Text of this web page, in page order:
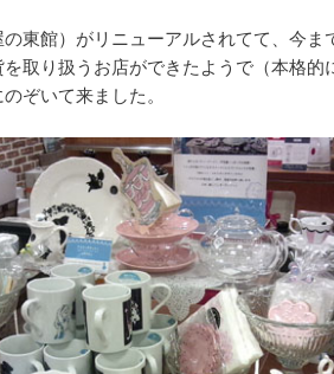
東館）がリニューアルされてて、今ま
取り扱うお店ができたようで（本格的
ぞいて来ました。